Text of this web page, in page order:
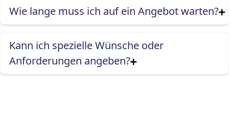
Wie lange muss ich auf ein Angebot warten?
Kann ich spezielle Wünsche oder
Anforderungen angeben?